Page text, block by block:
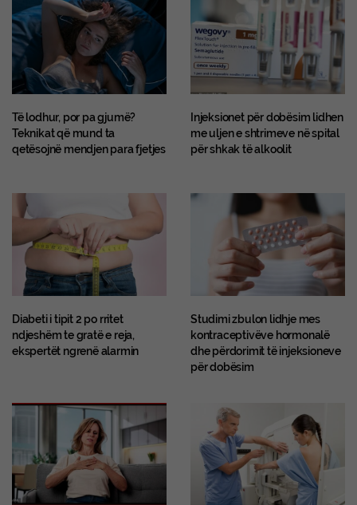
Të lodhur, por pa gjumë?
Teknikat që mund ta
qetësojnë mendjen para fjetjes
Injeksionet për dobësim lidhen
me uljen e shtrimeve në spital
për shkak të alkoolit
Diabeti i tipit 2 po rritet
ndjeshëm te gratë e reja,
ekspertët ngrenë alarmin
Studimi zbulon lidhje mes
kontraceptivëve hormonalë
dhe përdorimit të injeksioneve
për dobësim